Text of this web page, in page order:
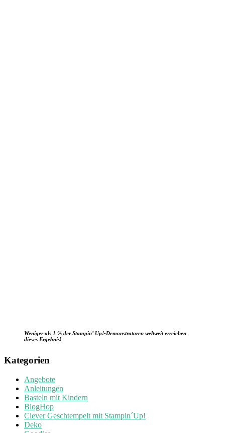
Weniger als 1 % der Stampin’ Up!-Demonstratoren weltweit erreichen
dieses Ergebnis!
Kategorien
Angebote
Anleitungen
Basteln mit Kindern
BlogHop
Clever Geschtempelt mit Stampin´Up!
Deko